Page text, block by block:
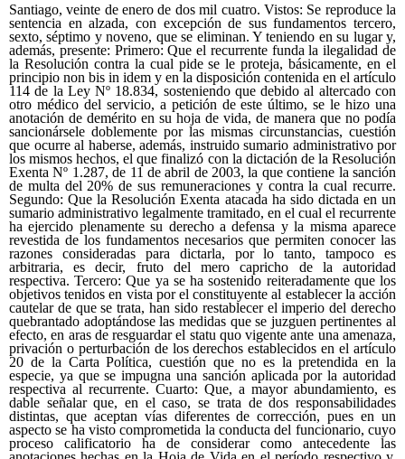
Santiago, veinte de enero de dos mil cuatro. Vistos: Se reproduce la
sentencia en alzada, con excepción de sus fundamentos tercero,
sexto, séptimo y noveno, que se eliminan. Y teniendo en su lugar y,
además, presente: Primero: Que el recurrente funda la ilegalidad de
la Resolución contra la cual pide se le proteja, básicamente, en el
principio non bis in idem y en la disposición contenida en el artículo
114 de la Ley Nº 18.834, sosteniendo que debido al altercado con
otro médico del servicio, a petición de este último, se le hizo una
anotación de demérito en su hoja de vida, de manera que no podía
sancionársele doblemente por las mismas circunstancias, cuestión
que ocurre al haberse, además, instruido sumario administrativo por
los mismos hechos, el que finalizó con la dictación de la Resolución
Exenta Nº 1.287, de 11 de abril de 2003, la que contiene la sanción
de multa del 20% de sus remuneraciones y contra la cual recurre.
Segundo: Que la Resolución Exenta atacada ha sido dictada en un
sumario administrativo legalmente tramitado, en el cual el recurrente
ha ejercido plenamente su derecho a defensa y la misma aparece
revestida de los fundamentos necesarios que permiten conocer las
razones consideradas para dictarla, por lo tanto, tampoco es
arbitraria, es decir, fruto del mero capricho de la autoridad
respectiva. Tercero: Que ya se ha sostenido reiteradamente que los
objetivos tenidos en vista por el constituyente al establecer la acción
cautelar de que se trata, han sido restablecer el imperio del derecho
quebrantado adoptándose las medidas que se juzguen pertinentes al
efecto, en aras de resguardar el statu quo vigente ante una amenaza,
privación o perturbación de los derechos establecidos en el artículo
20 de la Carta Política, cuestión que no es la pretendida en la
especie, ya que se impugna una sanción aplicada por la autoridad
respectiva al recurrente. Cuarto: Que, a mayor abundamiento, es
dable señalar que, en el caso, se trata de dos responsabilidades
distintas, que aceptan vías diferentes de corrección, pues en un
aspecto se ha visto comprometida la conducta del funcionario, cuyo
proceso calificatorio ha de considerar como antecedente las